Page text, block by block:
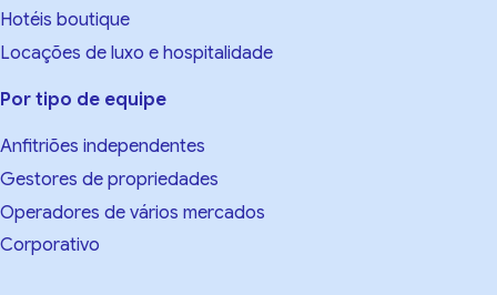
Hotéis boutique
Locações de luxo e hospitalidade
Por tipo de equipe
Anfitriões independentes
Gestores de propriedades
Operadores de vários mercados
Corporativo